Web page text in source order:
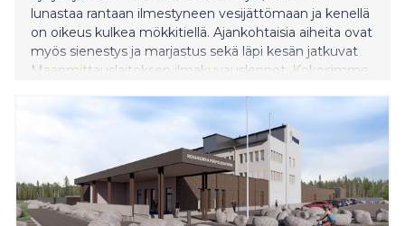
lunastaa rantaan ilmestyneen vesijättömaan ja kenellä
on oikeus kulkea mökkitiellä. Ajankohtaisia aiheita ovat
myös sienestys ja marjastus sekä läpi kesän jatkuvat
Maanmittauslaitoksen ilmakuvauslennot. Kokosimme
kansalaiset kysyvät nyt erityisen paljon.